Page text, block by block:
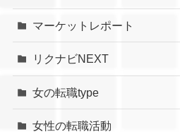
マーケットレポート
リクナビNEXT
女の転職type
女性の転職活動